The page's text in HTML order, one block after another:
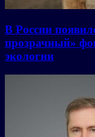
В России
прозрачный»
экологии